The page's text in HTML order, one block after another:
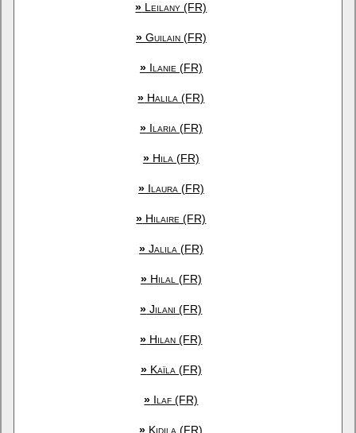
» Leilany (FR)
»Guilain (FR)
»Ilanie (FR)
» Halila (FR)
»Ilaria (FR)
»Hila (FR)
»Ilaura (FR)
» Hilaire (FR)
»Jalila (FR)
»Hilal (FR)
» Jilani (FR)
» Hilan (FR)
»Kaïla (FR)
» Ilaf (FR)
» Kidila (FR)